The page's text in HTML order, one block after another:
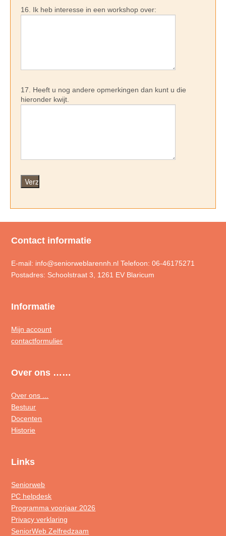
16. Ik heb interesse in een workshop over:
17. Heeft u nog andere opmerkingen dan kunt u die
hieronder kwijt.
Contact informatie
E-mail: info@seniorweblarennh.nl Telefoon: 06-46175271
Postadres: Schoolstraat 3, 1261 EV Blaricum
Informatie
Mijn account
contactformulier
Over ons ……
Over ons ...
Bestuur
Docenten
Historie
Links
Seniorweb
PC helpdesk
Programma voorjaar 2026
Privacy verklaring
SeniorWeb Zelfredzaam